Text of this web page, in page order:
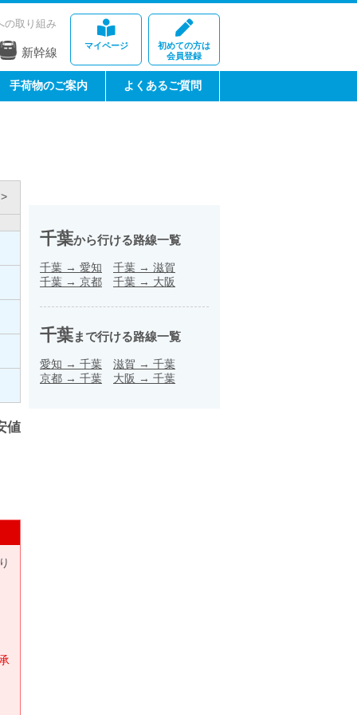
マイページ
初めての方は
会員登録
の取り組み
新幹線
手荷物のご案内 よくあるご質問
値
千葉から行ける路線一覧
千葉 → 愛知 千葉 → 滋賀
千葉 → 京都 千葉 → 大阪
千葉まで行ける路線一覧
愛知 → 千葉 滋賀 → 千葉
京都 → 千葉 大阪 → 千葉